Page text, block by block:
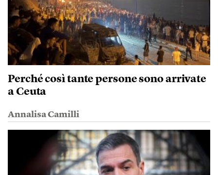
Perché così tante persone sono arrivate
a Ceuta
Annalisa Camilli